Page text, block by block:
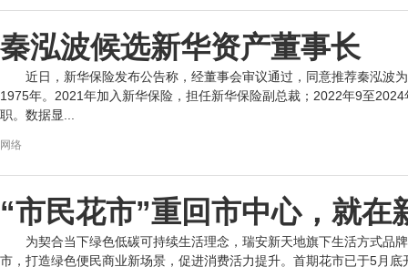
秦泓波候选新华资产董事长
近日，新华保险发布公告称，经董事会审议通过，同意推荐秦泓波
1975年。2021年加入新华保险，担任新华保险副总裁；2022年9至
职。数据显...
网络
“市民花市”重回市中心，就在
为契合当下绿色低碳可持续生活理念，瑞安新天地旗下生活方式品
市，打造绿色便民商业新场景，促进消费活力提升。首期花市已于5月